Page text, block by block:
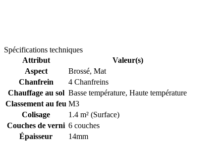
Spécifications techniques
Attribut
Valeur(s)
Aspect
Brossé, Mat
Chanfrein
4 Chanfreins
Chauffage au sol Basse température, Haute température
Classement au feu M3
Colisage
1.4 m² (Surface)
Couches de verni 6 couches
Épaisseur
14mm